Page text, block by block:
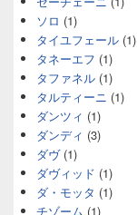
ソロ (1)
タイユフェール (1)
タネーエフ (1)
タファネル (1)
タルティーニ (1)
ダンツィ (1)
ダンディ (3)
ダヴ(1)
ダヴィッド (1)
ダ・モッタ (1)
チゾーム (1)